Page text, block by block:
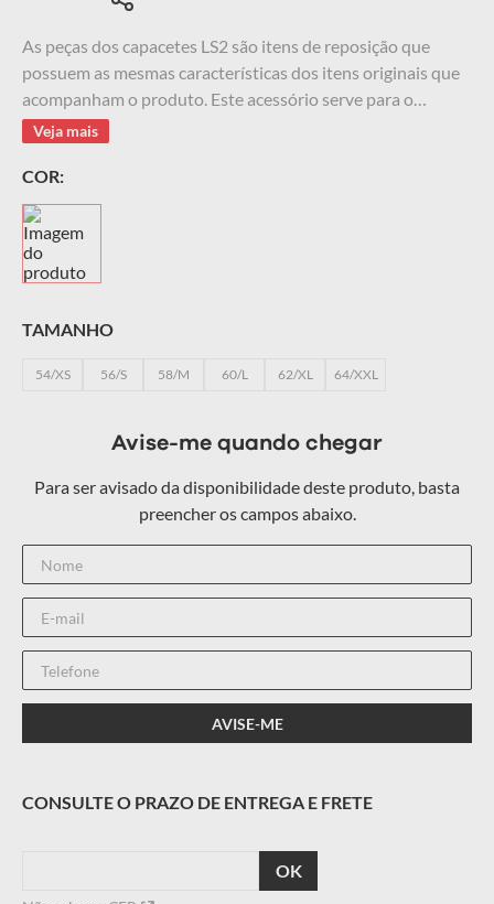
As peças dos capacetes LS2 são itens de reposição que
possuem as mesmas características dos itens originais que
acompanham o produto. Este acessório serve para o
Capacete LS2 FF320 STREAM, esse é um item removível,
pilotagem. Forração com tecido em poliéster, totalmente
removível, lavável e com tratamento hipoalérgico.
Veja mais
COR:
TAMANHO
54/XS 56/S 58/M 60/L 62/XL 64/XXL
CALCULAR
O FRETE
10º capacete masculino